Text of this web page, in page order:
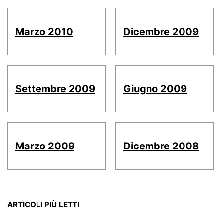
Marzo 2010 Dicembre 2009
Settembre 2009 Giugno 2009
Marzo 2009 Dicembre 2008
ARTICOLI PIÙ LETTI